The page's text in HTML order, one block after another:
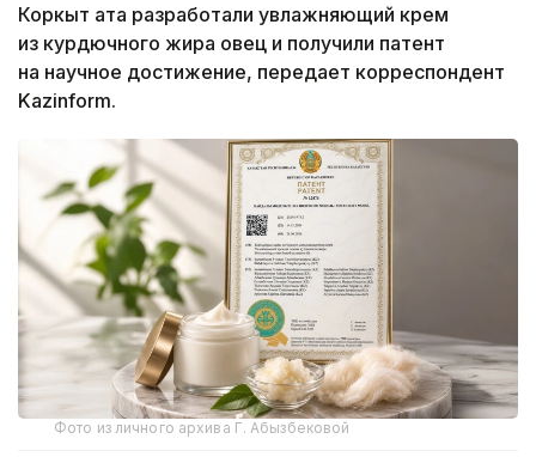
Коркыт ата разработали увлажняющий крем
из курдючного жира овец и получили патент
на научное достижение, передает корреспондент
Kazinform.
Фото из личного архива Г. Абызбековой